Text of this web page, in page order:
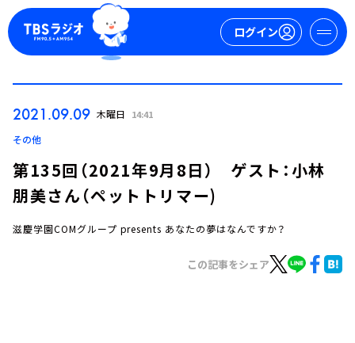
ログイン
2021.09.09 木曜日 14:41
その他
第135回（2021年9月8日） ゲスト：小林
朋美さん（ペットトリマー)
滋慶学園COMグループ presents あなたの夢はなんですか？
この記事をシェア